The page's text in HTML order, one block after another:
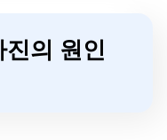
의 원인